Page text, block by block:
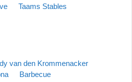
Taams Stables
van den Krommenacker
Barbecue